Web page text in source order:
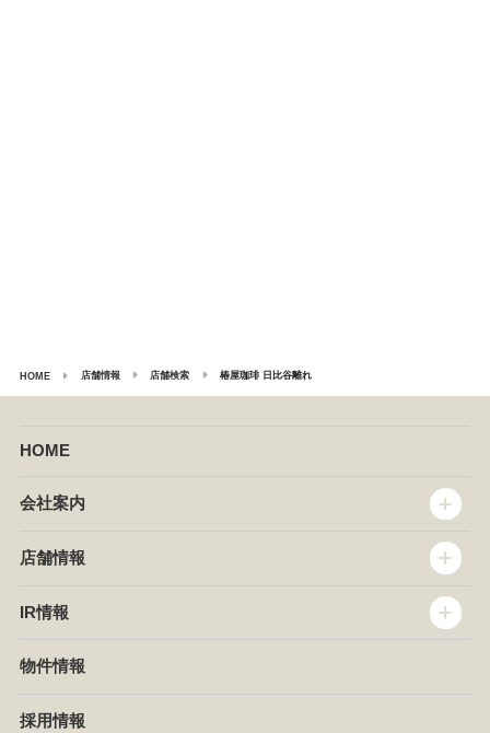
HOME 店舗情報 店舗検索 椿屋珈琲 日比谷離れ
HOME
会社案内
企業情報
セントラルキッチン
NEWS
店舗情報
椿屋珈琲
イタリアンダイニングDONA
IR情報
IRニュース
物件情報
採用情報